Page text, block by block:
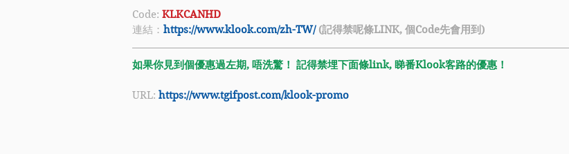
Code: KLKCANHD
連結： https://www.klook.com/zh-TW/ (記得禁呢條LINK, 個Code先會用到)
如果你見到個優惠過左期, 唔洗驚！ 記得禁埋下面條link, 睇番Klook客路的優惠！
URL: https://www.tgifpost.com/klook-promo